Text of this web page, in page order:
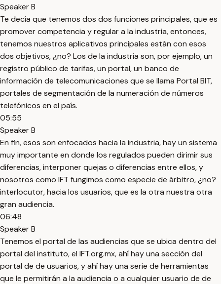
Speaker B
Te decía que tenemos dos dos funciones principales, que es
promover competencia y regular a la industria, entonces,
tenemos nuestros aplicativos principales están con esos
dos objetivos, ¿no? Los de la industria son, por ejemplo, un
registro público de tarifas, un portal, un banco de
información de telecomunicaciones que se llama Portal BIT,
portales de segmentación de la numeración de números
telefónicos en el país.
05:55
Speaker B
En fin, esos son enfocados hacia la industria, hay un sistema
muy importante en donde los regulados pueden dirimir sus
diferencias, interponer quejas o diferencias entre ellos, y
nosotros como IFT fungimos como especie de árbitro, ¿no?
interlocutor, hacia los usuarios, que es la otra nuestra otra
gran audiencia.
06:48
Speaker B
Tenemos el portal de las audiencias que se ubica dentro del
portal del instituto, el IFT.org.mx, ahí hay una sección del
portal de de usuarios, y ahí hay una serie de herramientas
que le permitirán a la audiencia o a cualquier usuario de de